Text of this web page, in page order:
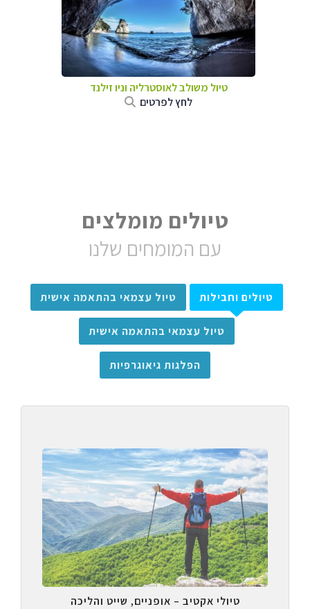
טיול משולב לאוסטרליה וניו זילנד
לחץ לפרטים
טיולים מומלצים
עם המומחים שלנו
טיולים וחבילות טיול עצמאי בהתאמה אישית
טיול עצמאי בהתאמה אישית
הפלגות גיאוגרפיות
טיולי אקטיב – אופניים, שייט והליכה